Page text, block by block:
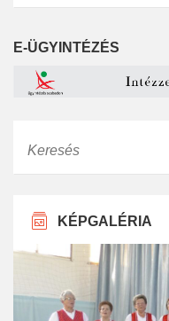
E-ÜGYINTÉZÉS
KÉPGALÉRIA